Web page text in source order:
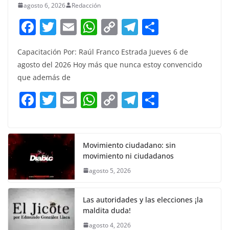
agosto 6, 2026 Redacción
F
a
c
e
b
o
k
T
itt
er
E
m
ai
W
at
A
p
C
p
Li
n
T
el
e
a
m
ar
e
Capacitación Por: Raúl Franco Estrada Jueves 6 de
agosto del 2026 Hoy más que nunca estoy convencido
que además de
F
c
e
b
o
o
k
T
itt
er
E W
s
A
p
C
y
Li
k
T
gr
a
e
Movimiento ciudadano: sin
movimiento ni ciudadanos
agosto 5, 2026
Las autoridades y las elecciones ¡la
maldita duda!
agosto 4, 2026